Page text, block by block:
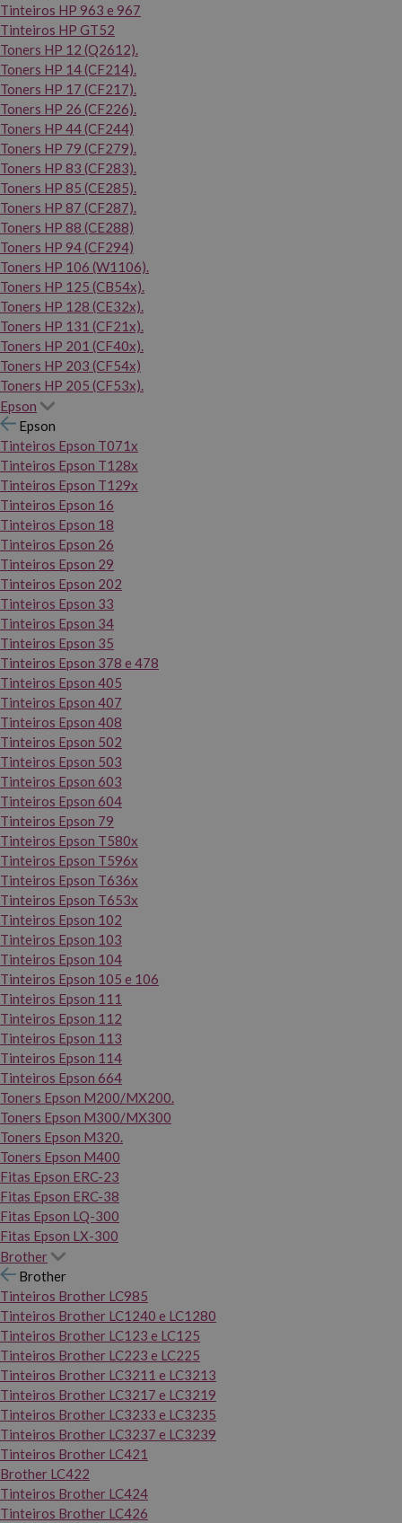
Tinteiros HP 963 e 967
Tinteiros HP GT52
Toners HP 12 (Q2612).
Toners HP 14 (CF214).
Toners HP 17 (CF217).
Toners HP 26 (CF226).
Toners HP 44 (CF244)
Toners HP 79 (CF279).
Toners HP 83 (CF283).
Toners HP 85 (CE285).
Toners HP 87 (CF287).
Toners HP 88 (CE288)
Toners HP 94 (CF294)
Toners HP 106 (W1106).
Toners HP 125 (CB54x).
Toners HP 128 (CE32x).
Toners HP 131 (CF21x).
Toners HP 201 (CF40x).
Toners HP 203 (CF54x)
Toners HP 205 (CF53x).
Epson
Epson
Tinteiros Epson T071x
Tinteiros Epson T128x
Tinteiros Epson T129x
Tinteiros Epson 16
Tinteiros Epson 18
Tinteiros Epson 26
Tinteiros Epson 29
Tinteiros Epson 202
Tinteiros Epson 33
Tinteiros Epson 34
Tinteiros Epson 35
Tinteiros Epson 378 e 478
Tinteiros Epson 405
Tinteiros Epson 407
Tinteiros Epson 408
Tinteiros Epson 502
Tinteiros Epson 503
Tinteiros Epson 603
Tinteiros Epson 604
Tinteiros Epson 79
Tinteiros Epson T580x
Tinteiros Epson T596x
Tinteiros Epson T636x
Tinteiros Epson T653x
Tinteiros Epson 102
Tinteiros Epson 103
Tinteiros Epson 104
Tinteiros Epson 105 e 106
Tinteiros Epson 111
Tinteiros Epson 112
Tinteiros Epson 113
Tinteiros Epson 114
Tinteiros Epson 664
Toners Epson M200/MX200.
Toners Epson M300/MX300
Toners Epson M320.
Toners Epson M400
Fitas Epson ERC-23
Fitas Epson ERC-38
Fitas Epson LQ-300
Fitas Epson LX-300
Brother
Brother
Tinteiros Brother LC985
Tinteiros Brother LC1240 e LC1280
Tinteiros Brother LC123 e LC125
Tinteiros Brother LC223 e LC225
Tinteiros Brother LC3211 e LC3213
Tinteiros Brother LC3217 e LC3219
Tinteiros Brother LC3233 e LC3235
Tinteiros Brother LC3237 e LC3239
Tinteiros Brother LC421
Brother LC422
Tinteiros Brother LC424
Tinteiros Brother LC426